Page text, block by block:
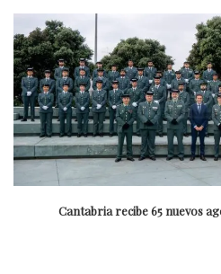
Cantabria recibe 65 nuevos